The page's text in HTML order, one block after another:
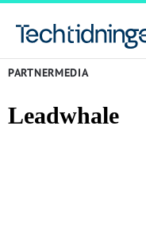
PARTNERMEDIA
Leadwhale